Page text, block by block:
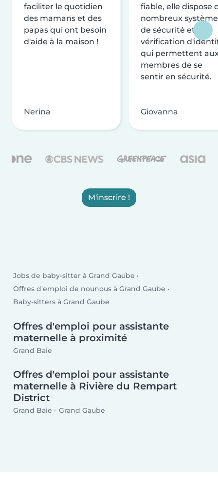
faciliter le quotidien
des mamans et des
papas qui ont besoin
d'aide à la maison !
Nerina
fiable, elle dispose
nombreux
de sécurité et de
vérification
qui permettent
membres de se
sentir en sécurité.
Giovanna
M'inscrire !
Jobs de baby-sitter à Grand Gaube
Offres d'emploi de nounous à Grand Gaube
Baby-sitters à Grand Gaube
Offres d'emploi pour assistante
maternelle à proximité
Grand Baie
Offres d'emploi pour assistante
maternelle à Rivière du Rempart
District
Grand Baie Grand Gaube